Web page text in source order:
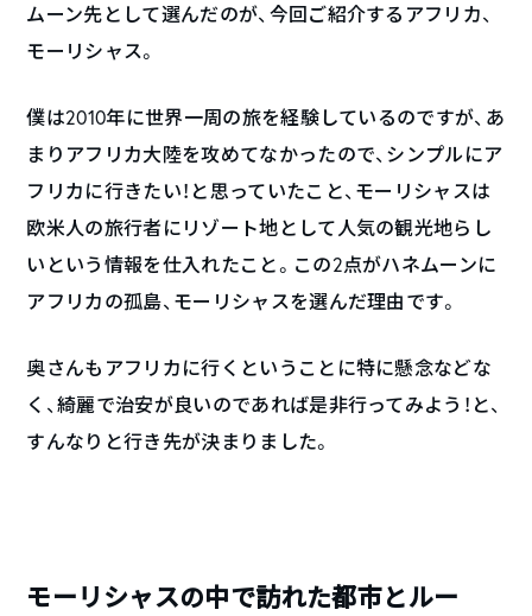
ムーン先として選んだのが、今回ご紹介するアフリカ、
モーリシャス。
僕は2010年に世界一周の旅を経験しているのですが、あ
まりアフリカ大陸を攻めてなかったので、シンプルにア
フリカに行きたい！と思っていたこと、モーリシャスは
欧米人の旅行者にリゾート地として人気の観光地らし
いという情報を仕入れたこと。この2点がハネムーンに
アフリカの孤島、モーリシャスを選んだ理由です。
奥さんもアフリカに行くということに特に懸念などな
く、綺麗で治安が良いのであれば是非行ってみよう！と、
すんなりと行き先が決まりました。
モーリシャスの中で訪れた都市とルー